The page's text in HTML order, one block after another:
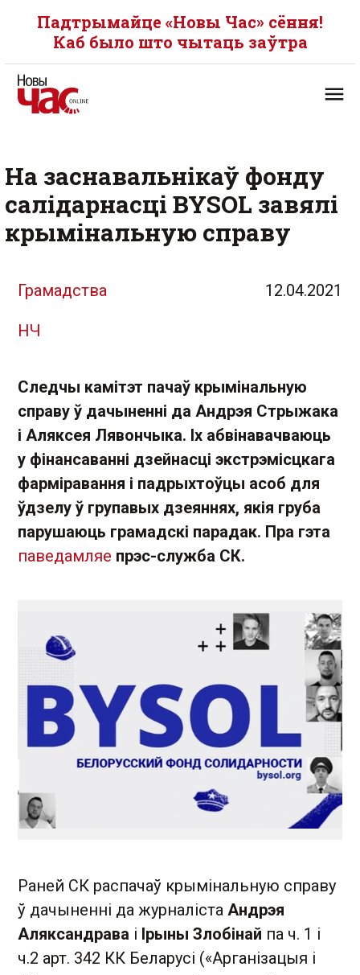
Падтрымайце «Новы Час» сёння!
Каб было што чытаць заўтра
На заснавальнікаў фонду
салідарнасці BYSOL завялі
крымінальную справу
Грамадства 12.04.2021
НЧ
Следчы камітэт пачаў крымінальную
справу ў дачыненні да Андрэя Стрыжака
і Аляксея Лявончыка. Іх абвінавачваюць
у фінансаванні дзейнасці экстрэмісцкага
фарміравання і падрыхтоўцы асоб для
ўдзелу ў групавых дзеяннях, якія груба
парушаюць грамадскі парадак. Пра гэта
паведамляе прэс-служба СК.
Раней СК распачаў крымінальную справу
ў дачыненні да журналіста Андрэя
Аляксандрава і Ірыны Злобінай па ч. 1 і
ч.2 арт. 342 КК Беларусі («Арганізацыя і